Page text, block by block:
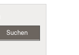
Suchen